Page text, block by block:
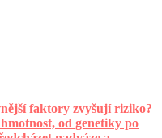
faktory zvyšují riziko?
od genetiky po